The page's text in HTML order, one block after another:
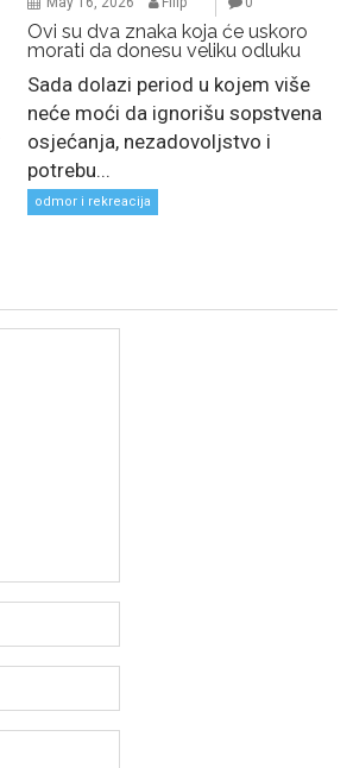
Ovi su dva znaka koja će uskoro
morati da donesu veliku odluku
Sada dolazi period u kojem više
neće moći da ignorišu sopstvena
osjećanja, nezadovoljstvo i
potrebu...
odmor i rekreacija